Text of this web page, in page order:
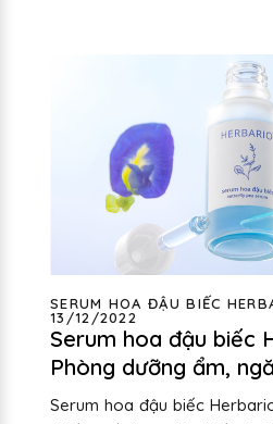
SERUM HOA ĐẬU BIẾC
13/12/2022
Serum hoa đậu biếc
Phòng dưỡng ẩm,
Serum hoa đậu biếc